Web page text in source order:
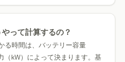
って計算するの？
る時間は、バッテリー容量
（kW）によって決まります。基